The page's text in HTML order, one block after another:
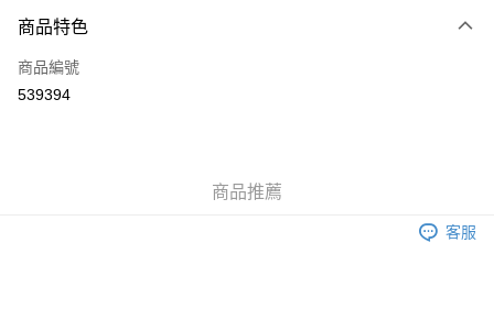
信用卡
AlipayHK
每筆HK$40.00，滿HK$500.00或以上免運費
商品特色
商品編號
539394
商品推薦
客服